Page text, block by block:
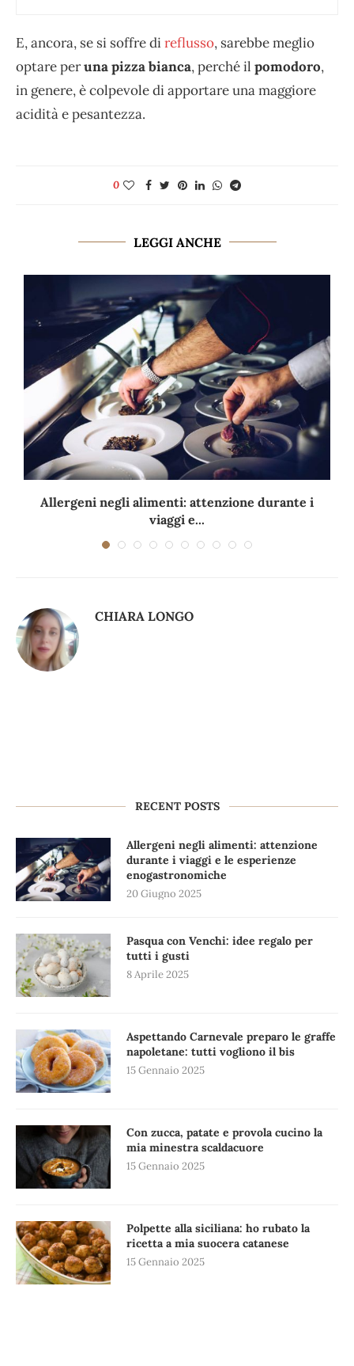
E, ancora, se si soffre direflusso, sarebbe meglio
optare peruna pizza bianca, perché il pomodoro,
in genere, è colpevole di apportare una maggiore
acidità e pesantezza.
0
LEGGI ANCHE
Allergeni negli alimenti: attenzione durante i
viaggi e...
CHIARA LONGO
RECENT POSTS
Allergeni negli alimenti: attenzione
durante i viaggi e le esperienze
enogastronomiche
20 Giugno 2025
Pasqua con Venchi: idee regalo per
tutti i gusti
8 Aprile 2025
Aspettando Carnevale preparo le graffe
napoletane: tutti vogliono il bis
15 Gennaio 2025
Con zucca, patate e provola cucino la
mia minestra scaldacuore
15 Gennaio 2025
Polpette alla siciliana: ho rubato la
ricetta a mia suocera catanese
15 Gennaio 2025